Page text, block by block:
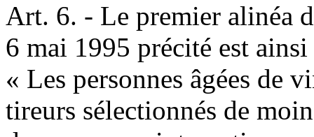
Art. 6. - Le premier alinéa
6 mai 1995 précité est
« Les personnes âgées de
tireurs sélectionnés de